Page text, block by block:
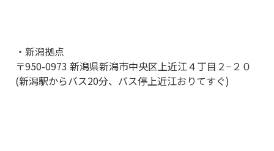
・新潟拠点
〒950-0973 新潟県新潟市中央区上近江４丁目２−２０
(新潟駅からバス20分、バス停上近江おりてすぐ)